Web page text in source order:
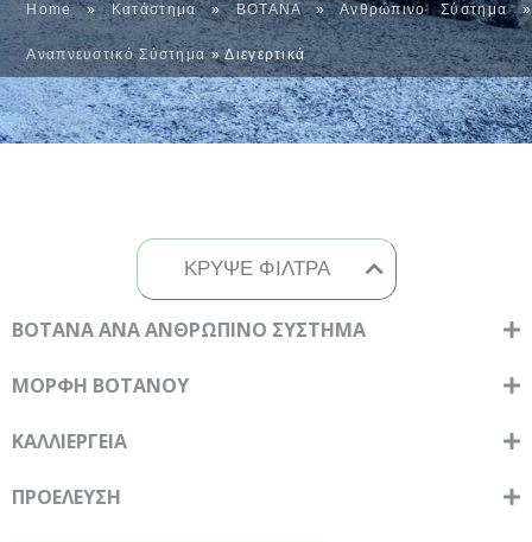
Home» Κατάστημα»ΒΟΤΑΝΑ»Ανθρώπινο Σύστημα»
Αναπνευστικό Σύστημα»Διεγερτικά
ΚΡΥΨΕ ΦΙΛΤΡΑ
ΒΟΤΑΝΑ ΑΝΑ ΑΝΘΡΩΠΙΝΟ ΣΥΣΤΗΜΑ
Νευρικό Σύστημα
ΜΟΡΦΗ ΒΟΤΑΝΟΥ
Φλοιός
ΚΑΛΛΙΕΡΓΕΙΑ
ΠΡΟΕΛΕΥΣΗ